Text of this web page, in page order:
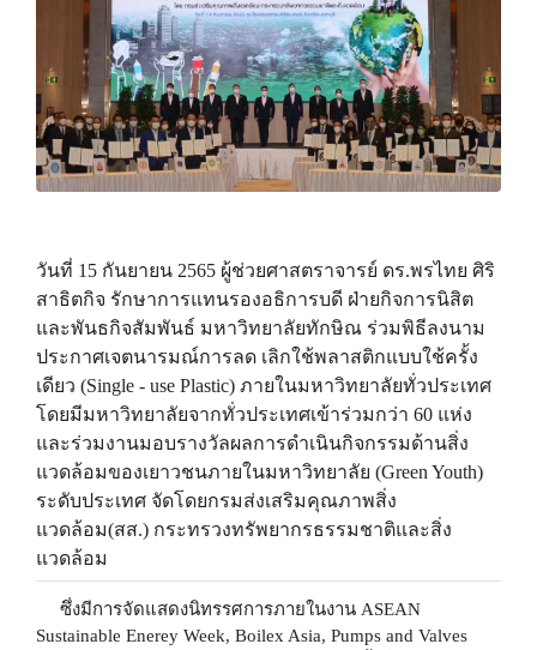
วันที่ 15 กันยายน 2565 ผู้ช่วยศาสตราจารย์ ดร.พรไทย ศิริ
สาธิตกิจ รักษาการแทนรองอธิการบดี ฝ่ายกิจการนิสิต
และพันธกิจสัมพันธ์ มหาวิทยาลัยทักษิณ ร่วมพิธีลงนาม
ประกาศเจตนารมณ์การลด เลิกใช้พลาสติกแบบใช้ครั้ง
เดียว (Single - use Plastic) ภายในมหาวิทยาลัยทั่วประเทศ
โดยมีมหาวิทยาลัยจากทั่วประเทศเข้าร่วมกว่า 60 แห่ง
และร่วมงานมอบรางวัลผลการดําเนินกิจกรรมด้านสิ่ง
แวดล้อมของเยาวชนภายในมหาวิทยาลัย (Green Youth)
ระดับประเทศ จัดโดยกรมส่งเสริมคุณภาพสิ่ง
แวดล้อม(สส.) กระทรวงทรัพยากรธรรมชาติและสิ่ง
แวดล้อม
ซึ่งมีการจัดแสดงนิทรรศการภายในงาน ASEAN
Sustainable Enerey Week, Boilex Asia, Pumps and Valves